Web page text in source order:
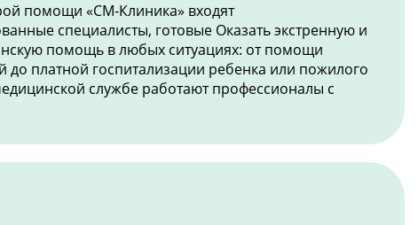
помощи «СМ-Клиника» входят
специалисты, готовые Оказать экстренную и
помощь в любых ситуациях: от помощи
до платной госпитализации ребенка или пожилого
службе работают профессионалы с